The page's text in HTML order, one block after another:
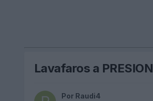
Lavafaros a PRESION
Por Raudi4